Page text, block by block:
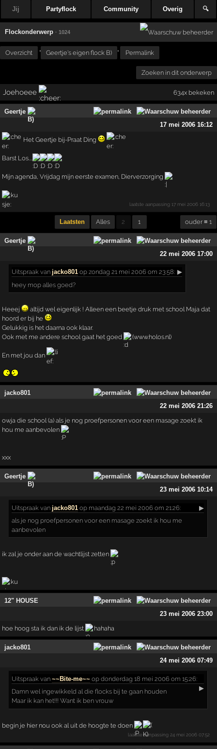
Jij Partyflock Community Overig 🔍
Flockonderwerp · 1024
Overzicht " Geertje's eigen flock B) " Permalink
Zoeken in dit onderwerp
Joehoeee 634x bekeken
Geertje
17 mei 2006 16:12
Het Geertje bij-Praat Ding
Barst Los....
Mijn agenda, Vrijdag mijn eerste examen, Dierverzorging
laatste aanpassing17 mei 2006 16:13
Laatsten Alles 2 1 ouder ≡ 1
Geertje
22 mei 2006 17:00
Uitspraak van jacko801 op zondag 21 mei 2006 om 23:58: ▶
heey mop alles goed?
Heeej
altijd wel eigenlijk ! Alleen een beetje druk met school Maja dat
hoord er bij he
Gelukkig is het daarna ook klaar.
Ook met me andere school gaat het goed
(www.holos.nl)
En met jou dan
jacko801
22 mei 2006 21:26
owja die school (a) als je nog proefpersonen voor een masage zoekt ik
hou me aanbevolen
xxx
Geertje
23 mei 2006 10:14
Uitspraak van jacko801 op maandag 22 mei 2006 om 21:26:
▶
als je nog proefpersonen voor een masage zoekt ik hou me
aanbevolen
ik zal je onder aan de wachtlijst zetten
12" HOUSE
23 mei 2006 23:00
hoe hoog sta ik dan ik de lijst hahaha
jacko801
24 mei 2006 07:49
Uitspraak van~~Bite-me~~ op donderdag 18 mei 2006 om 15:26:
▶
Damn wel ingewikkeld al die flocks bij te gaan houden
Maar ik kan het!!! Want ik ben vrouw
begin je hier nou ook al uit de hoogte te doen
laatste aanpassing 24 mei 2006 07:52